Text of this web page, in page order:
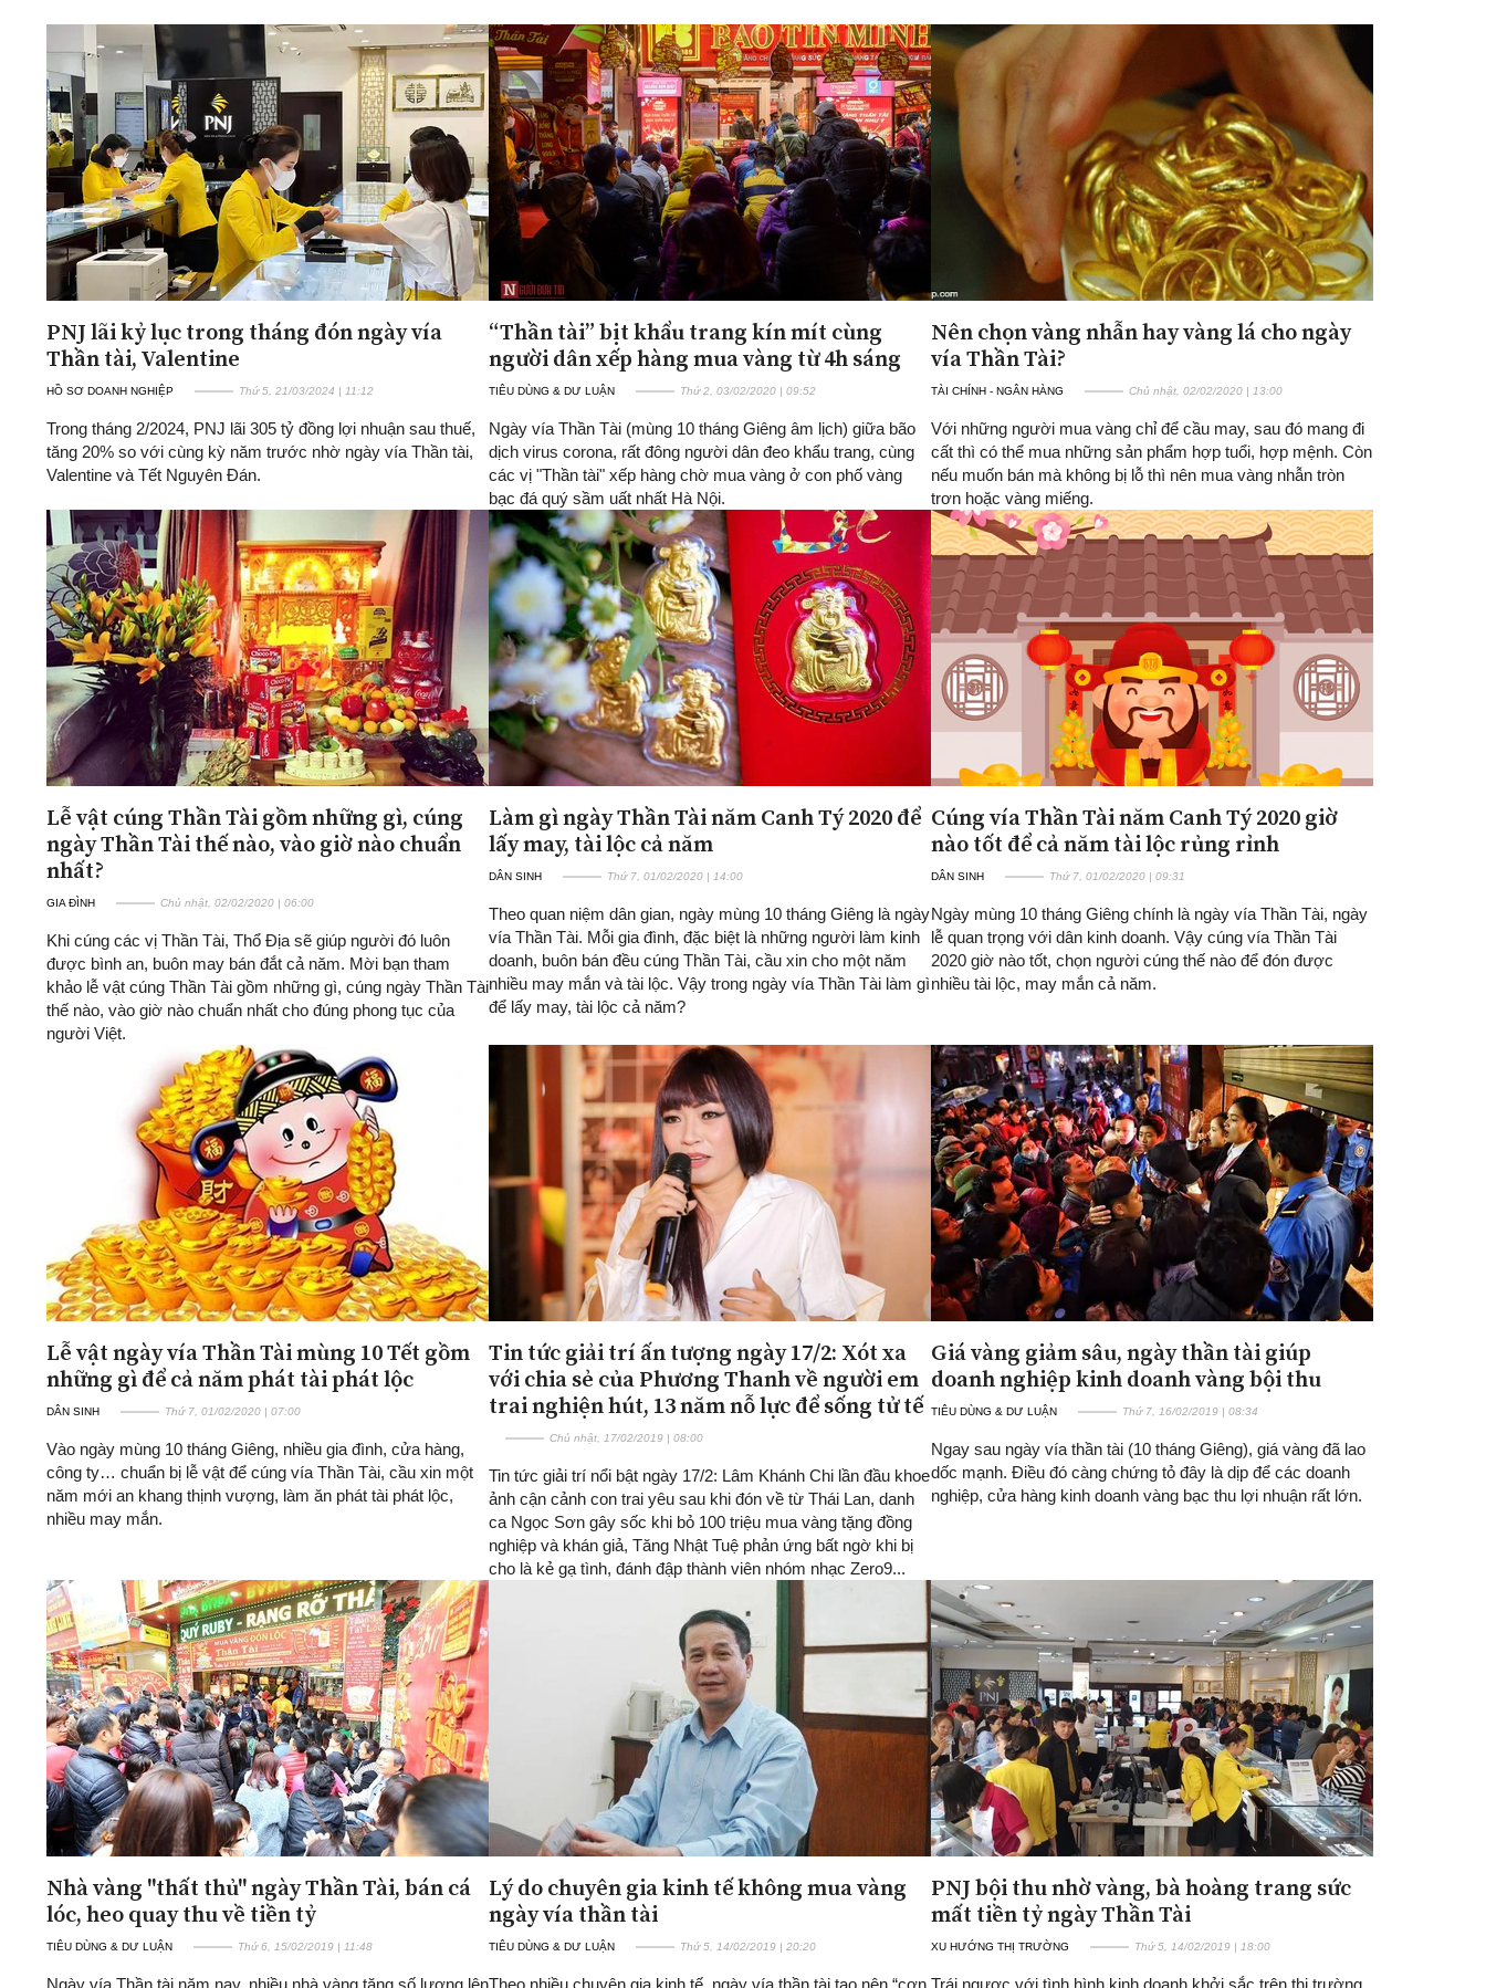
ĐA CHIỀU
Quan điểm
Xi nhan Trái Phải
Bạn đọc viết
INFOCUS
Đăng ký tin tức mới
PNJ lãi kỷ lục trong tháng đón ngày vía
Thần tài, Valentine
HỒ SƠ DOANH NGHIỆP Thứ 5, 21/03/2024 | 11:12
Trong tháng 2/2024, PNJ lãi 305 tỷ đồng lợi nhuận sau thuế,
tăng 20% so với cùng kỳ năm trước nhờ ngày vía Thần tài,
Valentine và Tết Nguyên Đán.
“Thần tài” bịt khẩu trang kín mít cùng
người dân xếp hàng mua vàng từ 4h sáng
TIÊU DÙNG & DƯ LUẬN Thứ 2, 03/02/2020 | 09:52
Ngày vía Thần Tài (mùng 10 tháng Giêng âm lịch) giữa bão
dịch virus corona, rất đông người dân đeo khẩu trang, cùng
các vị "Thần tài" xếp hàng chờ mua vàng ở con phố vàng
bạc đá quý sầm uất nhất Hà Nội.
Nên chọn vàng nhẫn hay vàng lá cho ngày
vía Thần Tài?
TÀI CHÍNH - NGÂN HÀNG Chủ nhật, 02/02/2020 | 13:00
Với những người mua vàng chỉ để cầu may, sau đó mang đi
cất thì có thể mua những sản phẩm hợp tuổi, hợp mệnh. Còn
nếu muốn bán mà không bị lỗ thì nên mua vàng nhẫn tròn
trơn hoặc vàng miếng.
Lễ vật cúng Thần Tài gồm những gì, cúng
ngày Thần Tài thế nào, vào giờ nào chuẩn
nhất?
GIA ĐÌNH Chủ nhật, 02/02/2020 | 06:00
Khi cúng các vị Thần Tài, Thổ Địa sẽ giúp người đó luôn
được bình an, buôn may bán đắt cả năm. Mời bạn tham
khảo lễ vật cúng Thần Tài gồm những gì, cúng ngày Thần Tài
thế nào, vào giờ nào chuẩn nhất cho đúng phong tục của
người Việt.
Làm gì ngày Thần Tài năm Canh Tý 2020 để
lấy may, tài lộc cả năm
DÂN SINH Thứ 7, 01/02/2020 | 14:00
Theo quan niệm dân gian, ngày mùng 10 tháng Giêng là ngày
vía Thần Tài. Mỗi gia đình, đặc biệt là những người làm kinh
doanh, buôn bán đều cúng Thần Tài, cầu xin cho một năm
nhiều may mắn và tài lộc. Vậy trong ngày vía Thần Tài làm gì
để lấy may, tài lộc cả năm?
Cúng vía Thần Tài năm Canh Tý 2020 giờ
nào tốt để cả năm tài lộc rủng rỉnh
DÂN SINH Thứ 7, 01/02/2020 | 09:31
Ngày mùng 10 tháng Giêng chính là ngày vía Thần Tài, ngày
lễ quan trọng với dân kinh doanh. Vậy cúng vía Thần Tài
2020 giờ nào tốt, chọn người cúng thế nào để đón được
nhiều tài lộc, may mắn cả năm.
Lễ vật ngày vía Thần Tài mùng 10 Tết gồm
những gì để cả năm phát tài phát lộc
DÂN SINH Thứ 7, 01/02/2020 | 07:00
Vào ngày mùng 10 tháng Giêng, nhiều gia đình, cửa hàng,
công ty… chuẩn bị lễ vật để cúng vía Thần Tài, cầu xin một
năm mới an khang thịnh vượng, làm ăn phát tài phát lộc,
nhiều may mắn.
Tin tức giải trí ấn tượng ngày 17/2: Xót xa
với chia sẻ của Phương Thanh về người em
trai nghiện hút, 13 năm nỗ lực để sống tử tế
Chủ nhật, 17/02/2019 | 08:00
Tin tức giải trí nổi bật ngày 17/2: Lâm Khánh Chi lần đầu khoe
ảnh cận cảnh con trai yêu sau khi đón về từ Thái Lan, danh
ca Ngọc Sơn gây sốc khi bỏ 100 triệu mua vàng tặng đồng
nghiệp và khán giả, Tăng Nhật Tuệ phản ứng bất ngờ khi bị
cho là kẻ gạ tình, đánh đập thành viên nhóm nhạc Zero9...
Giá vàng giảm sâu, ngày thần tài giúp
doanh nghiệp kinh doanh vàng bội thu
TIÊU DÙNG & DƯ LUẬN Thứ 7, 16/02/2019 | 08:34
Ngay sau ngày vía thần tài (10 tháng Giêng), giá vàng đã lao
dốc mạnh. Điều đó càng chứng tỏ đây là dịp để các doanh
nghiệp, cửa hàng kinh doanh vàng bạc thu lợi nhuận rất lớn.
Nhà vàng "thất thủ" ngày Thần Tài, bán cá
lóc, heo quay thu về tiền tỷ
TIÊU DÙNG & DƯ LUẬN Thứ 6, 15/02/2019 | 11:48
Ngày vía Thần tài năm nay, nhiều nhà vàng tăng số lượng lên
Lý do chuyên gia kinh tế không mua vàng
ngày vía thần tài
TIÊU DÙNG & DƯ LUẬN Thứ 5, 14/02/2019 | 20:20
Theo nhiều chuyên gia kinh tế, ngày vía thần tài tạo nên “cơn
PNJ bội thu nhờ vàng, bà hoàng trang sức
mất tiền tỷ ngày Thần Tài
XU HƯỚNG THỊ TRƯỜNG Thứ 5, 14/02/2019 | 18:00
Trái ngược với tình hình kinh doanh khởi sắc trên thị trường